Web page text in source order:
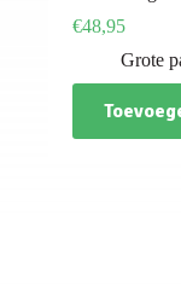
€48,95
Grote